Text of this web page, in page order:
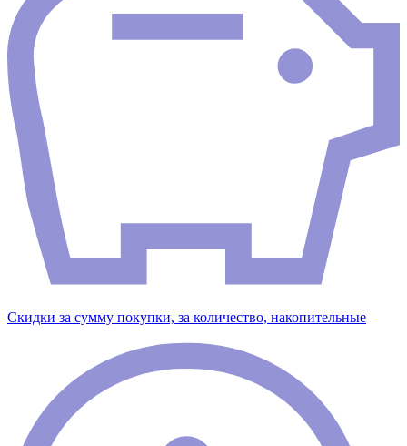
Скидки за сумму покупки, за количество, накопительные